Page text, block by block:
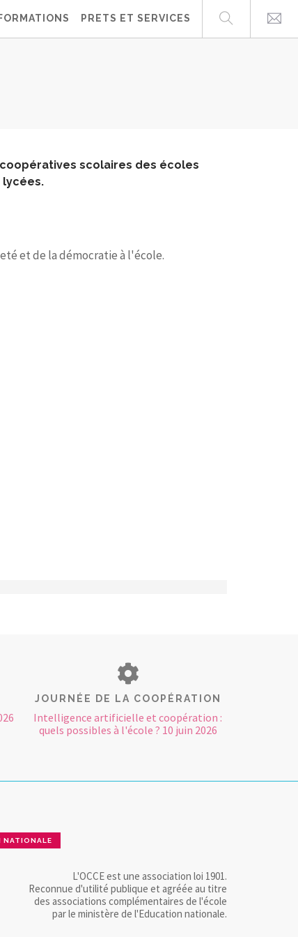
PRETS ET SERVICES
coopératives scolaires des écoles
et de la démocratie à l'école.
JOURNÉE DE LA COOPÉRATION
Intelligence artificielle et coopération :
quels possibles à l'école ? 10 juin 2026
NATIONALE
L'OCCE est une association loi 1901.
Reconnue d'utilité publique et agréée au titre
des associations complémentaires de l'école
par le ministère de l'Education nationale.